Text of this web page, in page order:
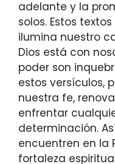
adelante y la
solos. Estos
ilumina nuestro
Dios está con
poder son
estos versículos,
nuestra fe,
enfrentar
determinación.
encuentren en la
fortaleza